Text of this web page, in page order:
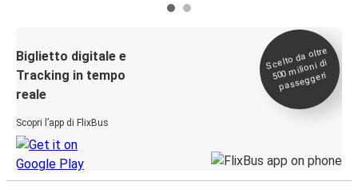
Biglietto digitale e
Tracking in tempo
reale
Scopri l’app di FlixBus
Scelto da oltre
500
milioni di
passeggeri